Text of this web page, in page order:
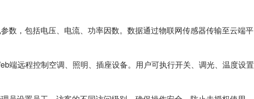
数，包括电压、电流、功率因数。数据通过物联网传感器传输至云端平
端远程控制空调、照明、插座设备。用户可执行开关、调光、温度设置